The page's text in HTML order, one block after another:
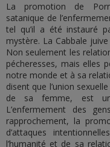
La promotion de
satanique de
tel qu’il a été instauré
mystère. La Cabbale
Non seulement les
pécheresses, mais elles
notre monde et à sa
disent que l’union
de sa femme, est
L’enfermement des
rapprochement, la
d’attaques
l’humanité et de sa